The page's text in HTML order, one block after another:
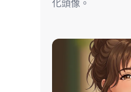
化頭像。